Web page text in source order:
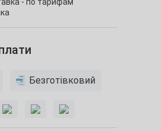
- по тарифам
Безготівковий